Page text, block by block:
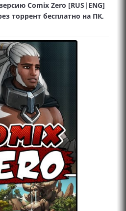
Comix Zero [RUS|ENG]
торрент бесплатно на ПК,